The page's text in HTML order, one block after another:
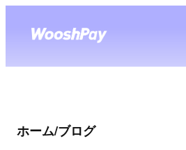
ホーム/ブログ